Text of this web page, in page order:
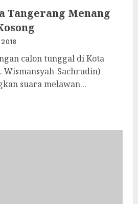
Tangerang Menang
calon tunggal di Kota
Wismansyah-Sachrudin)
suara melawan...